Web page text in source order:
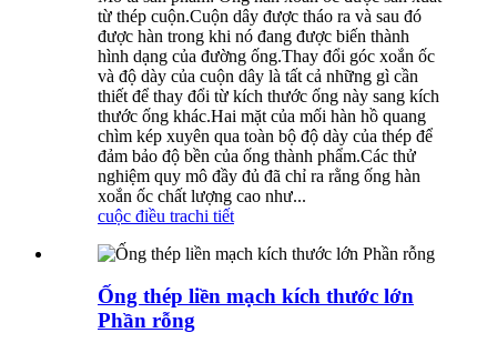
từ ​​​​thép cuộn.Cuộn dây được tháo ra và sau đó
được hàn trong khi nó đang được biến thành
hình dạng của đường ống.Thay đổi góc xoắn ốc
và độ dày của cuộn dây là tất cả những gì cần
thiết để thay đổi từ kích thước ống này sang kích
thước ống khác.Hai mặt của mối hàn hồ quang
chìm kép xuyên qua toàn bộ độ dày của thép để
đảm bảo độ bền của ống thành phẩm.Các thử
nghiệm quy mô đầy đủ đã chỉ ra rằng ống hàn
xoắn ốc chất lượng cao như...
cuộc điều trachi tiết
Ống thép liền mạch kích thước lớn
Phần rỗng